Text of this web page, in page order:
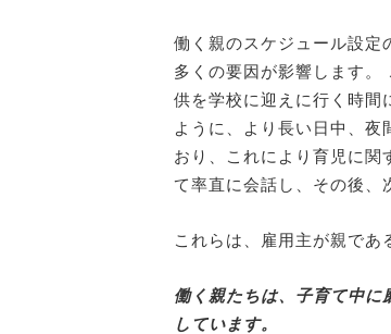
働く親のスケジュール設定
多くの要因が影響します
供を学校に迎えに行く時間
ように、より長い日中、
おり、これにより育児に関
て率直に会話し、その後、
これらは、雇用主が親であ
働く親たちは、子育て中
しています。